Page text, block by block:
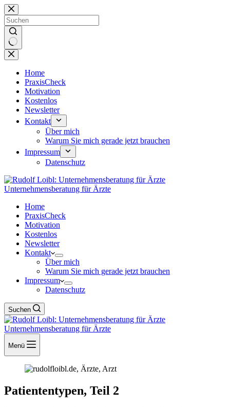
Zum
Inhalt
springen
Keine
Ergebnisse
Home
PraxisCheck
Motivation
Kostenlos
Newsletter
Kontakt
Über mich
Warum Sie mich gerade jetzt brauchen
Impressum
Datenschutz
Unternehmensberatung für Ärzte
Home
PraxisCheck
Motivation
Kostenlos
Newsletter
Kontakt
Über mich
Warum Sie mich gerade jetzt brauchen
Impressum
Datenschutz
Suchen
Unternehmensberatung für Ärzte
Menü
Patiententypen, Teil 2